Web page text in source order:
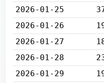
2026-01-25
2026-01-26
2026-01-27
2026-01-28
2026-01-29